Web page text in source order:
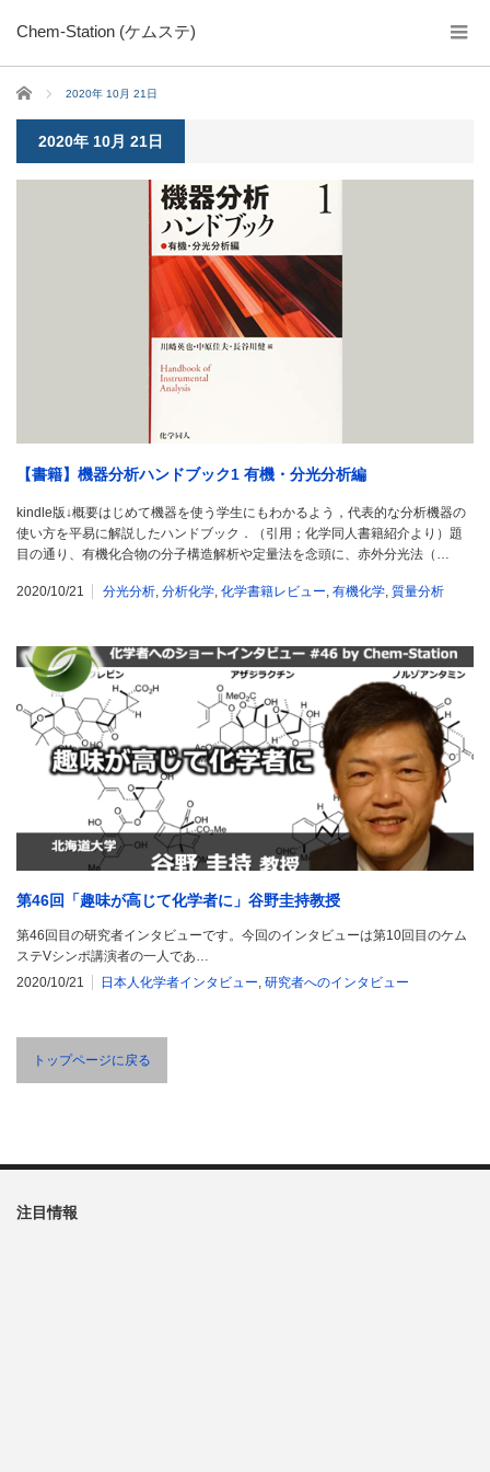
Chem-Station (ケムステ)
ホーム 2020年 10月 21日
2020年 10月 21日
【書籍】機器分析ハンドブック1 有機・分光分析編
kindle版↓概要はじめて機器を使う学生にもわかるよう，代表的な分析機器の
使い方を平易に解説したハンドブック．（引用；化学同人書籍紹介より）題
目の通り、有機化合物の分子構造解析や定量法を念頭に、赤外分光法（…
2020/10/21 分光分析 分析化学 化学書籍レビュー 有機化学 質量分析
第46回「趣味が高じて化学者に」谷野圭持教授
第46回目の研究者インタビューです。今回のインタビューは第10回目のケム
ステVシンポ講演者の一人であ…
2020/10/21
日本人化学者インタビュー, 研究者へのインタビュー
トップページに戻る
注目情報